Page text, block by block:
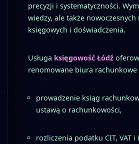
precyzji i systematyczności.
wiedzy, ale także nowoczesnych
księgowych i doświadczenia.
Usługa księgowość Łódź
renomowane biura rachunkowe
prowadzenie ksiąg
ustawą o rachunkowości,
rozliczenia podatku CIT, VAT i